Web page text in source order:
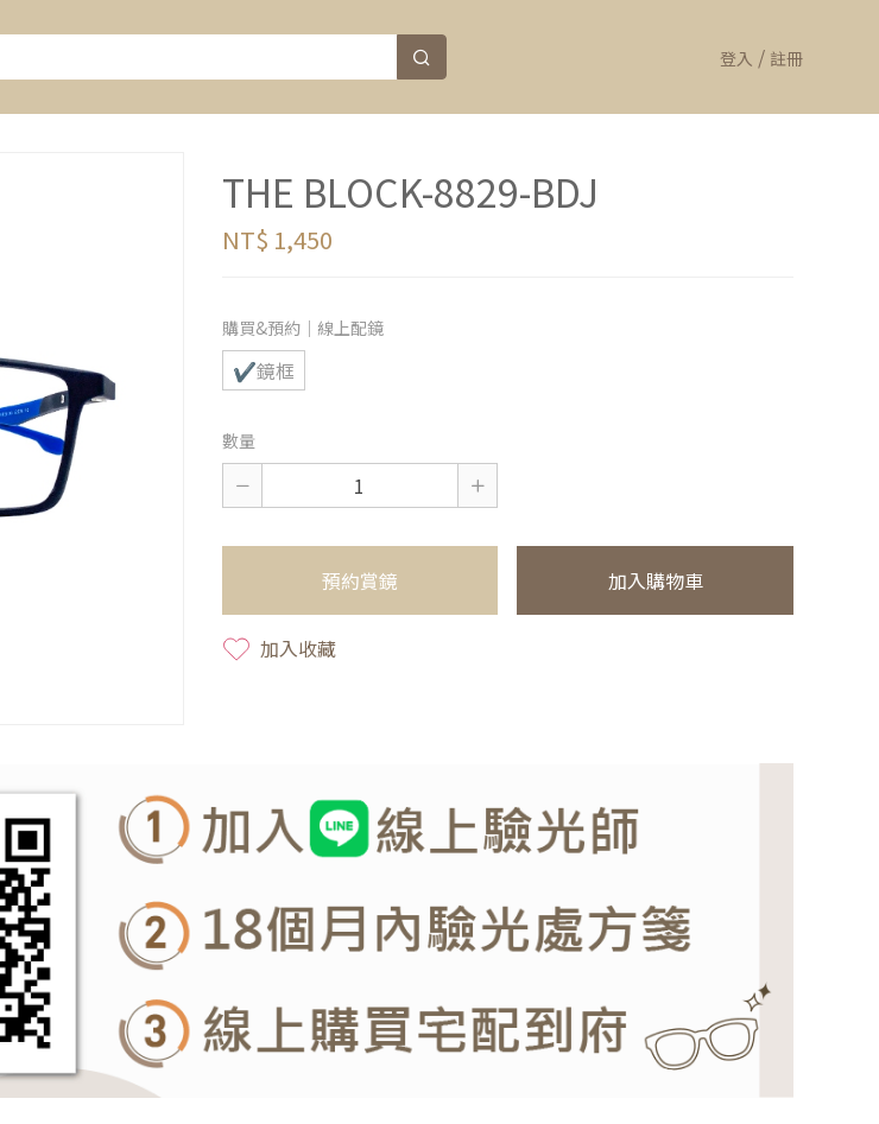
登入 / 註冊
THE BLOCK-8829-BDJ
NT$ 1,450
購買&預約｜線上配鏡
✔鏡框
數量
加入收藏
預約賞鏡 加入購物車